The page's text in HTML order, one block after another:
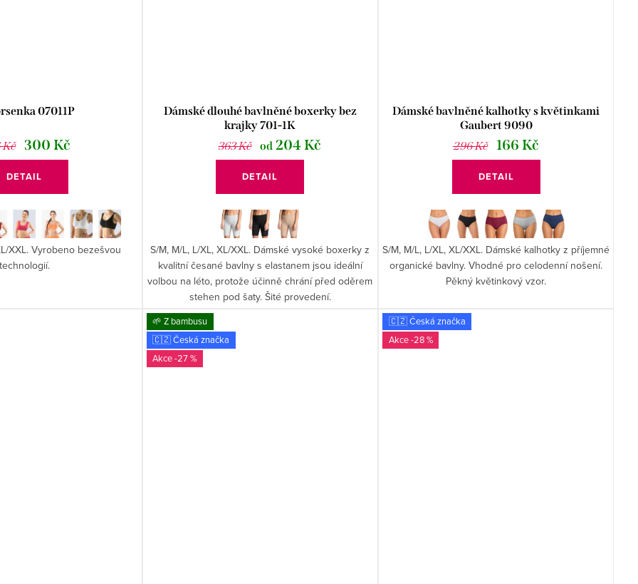
07011P
Kč 300 Kč
DETAIL
XXL. Vyrobeno bezešvou
technologií.
Dámské dlouhé bavlněné boxerky bez
krajky 701-1K
363 Kč
od 204 Kč
DETAIL
S/M, M/L, L/XL, XL/XXL. Dámské vysoké boxerky z
kvalitní česané bavlny s elastanem jsou ideální
volbou na léto, protože účinně chrání před oděrem
stehen pod šaty. Šité provedení.
Dámské bavlněné kalhotky s květinkami
Gaubert 9090
296 Kč
166 Kč
DETAIL
S/M, M/L, L/XL, XL/XXL. Dámské kalhotky z příjemné
organické bavlny. Vhodné pro celodenní nošení.
Pěkný květinkový vzor.
🌱 Z bambusu
🇨🇿 Česká značka
-27 %
🇨🇿 Česká značka
-28 %